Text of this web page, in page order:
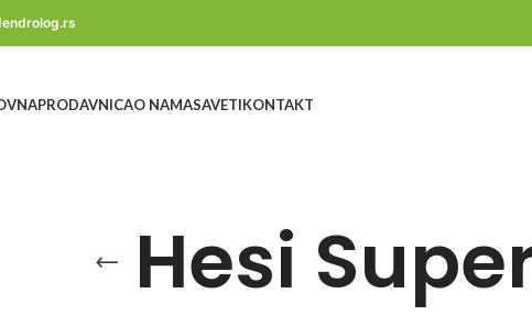
PRODAVNICAO NAMASAVETIKONTAKT
Hesi